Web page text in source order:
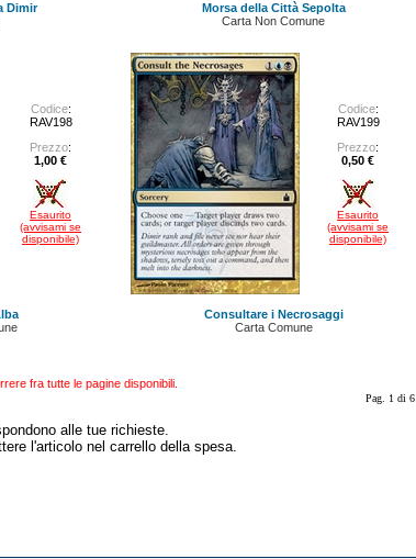
Dimir
Morsa della Città Sepolta
Carta Non Comune
Codice:
RAV198
Prezzo:
1,00 €
Esaurito
(avvisami se
disponibile)
Codice:
RAV199
Prezzo:
0,50 €
Esaurito
(avvisami se
disponibile)
Consultare i Necrosaggi
Carta Comune
fra tutte le pagine disponibili.
Pag. 1 di 6
alle tue richieste.
l'articolo nel carrello della spesa.